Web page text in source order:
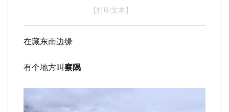
【打印文本】
在藏东南边缘
有个地方叫察隅